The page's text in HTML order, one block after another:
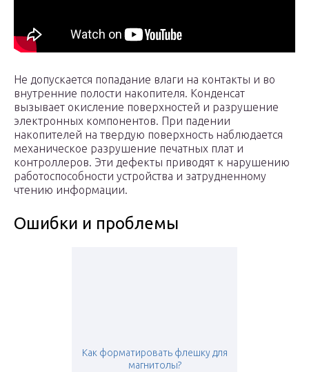
Не допускается попадание влаги на контакты и во
внутренние полости накопителя. Конденсат
вызывает окисление поверхностей и разрушение
электронных компонентов. При падении
накопителей на твердую поверхность наблюдается
механическое разрушение печатных плат и
контроллеров. Эти дефекты приводят к нарушению
работоспособности устройства и затрудненному
чтению информации.
Ошибки и проблемы
Как форматировать флешку для
магнитолы?